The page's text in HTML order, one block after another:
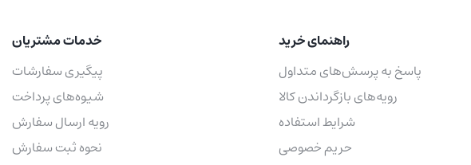
خدمات مشتریان
پیگیری سفارشات
شیوه‌های پرداخت
رویه ارسال سفارش
نحوه ثبت سفارش
راهنمای خرید
پاسخ به پرسش‌های متداول
رویه‌های بازگرداندن کالا
شرایط استفاده
حریم خصوصی